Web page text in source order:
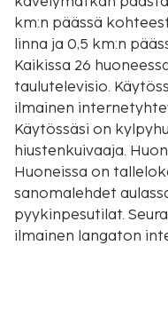
km:n päässä
linna ja 0,5 km:n
Kaikissa 26
taulutelevisio.
ilmainen
Käytössäsi on
hiustenkuivaaja.
Huoneissa on tallelokero. Käytössäsi on
sanomalehdet
pyykinpesutilat.
ilmainen langaton